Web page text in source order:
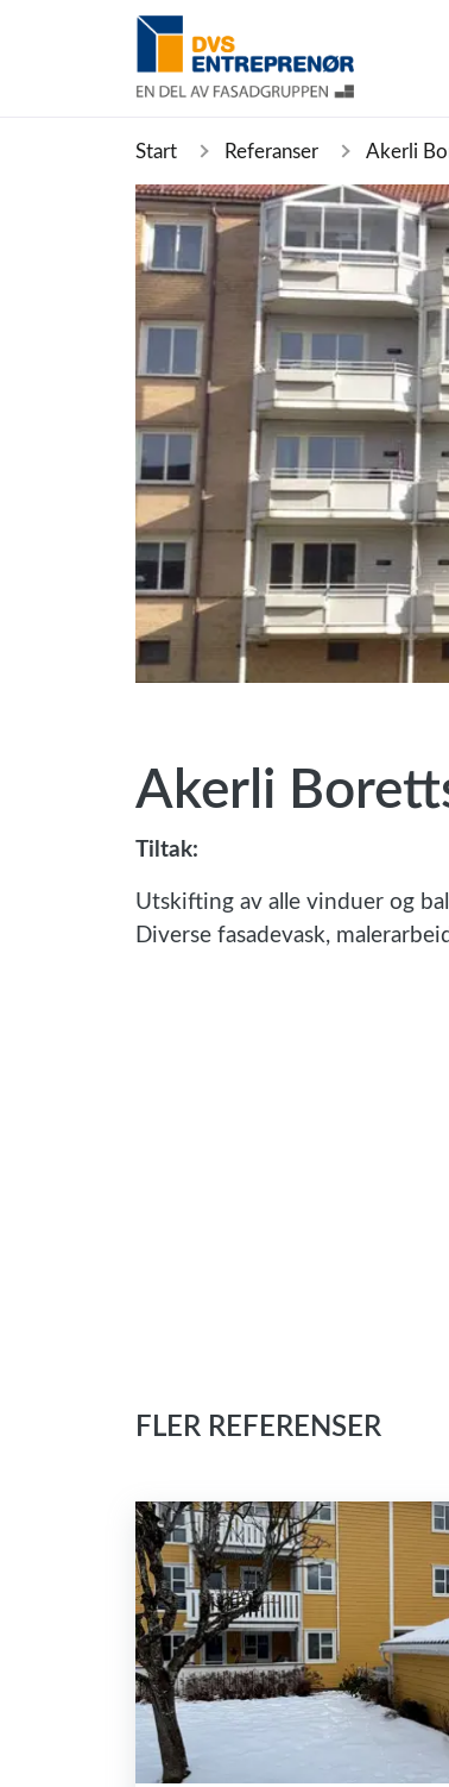
Start Referanser Akerli
Akerli
Til tak:
Utskifting av alle vinduer og
Diverse fasadevask,
FLER REFERENSER